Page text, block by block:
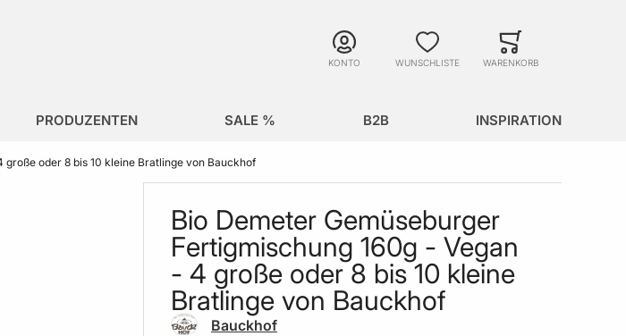
KONTO WUNSCHLISTE WARENKORB
PRODUZENTEN SALE % B2B INSPIRATION
oder 8 bis 10 kleine Bratlinge von Bauckhof
Bio Demeter Gemüseburger
Fertigmischung 160g - Vegan
- 4 große oder 8 bis 10 kleine
Bratlinge von Bauckhof
Bauckhof